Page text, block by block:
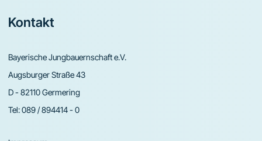
Footer
Kontakt
Bayerische Jungbauernschaft e.V.
Augsburger Straße 43
D - 82110 Germering
Tel:089 / 894414 - 0